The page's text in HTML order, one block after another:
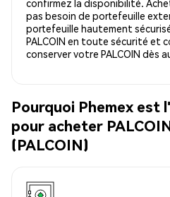
confirmez la disponibilité.
pas besoin de portefeuille
portefeuille hautement
PALCOIN en toute sécurité et
conserver votre PALCOIN dès
Pourquoi Phemex est
pour acheter
(PALCOIN)